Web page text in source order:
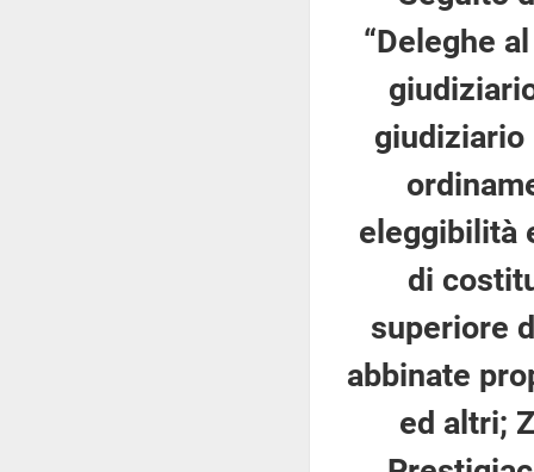
“Deleghe
giudiziario
eleggibilità
di
superiore
abbinate
ed altri;